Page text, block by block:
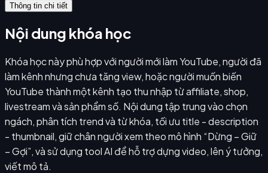
Thông tin chi tiết
Nội dung khóa học
Khóa học này phù hợp với người mới làm YouTube, người đã
làm kênh nhưng chưa tăng view, hoặc người muốn biến
YouTube thành một kênh tạo thu nhập từ affiliate, shop,
livestream và sản phẩm số. Nội dung tập trung vào chọn
ngách, phân tích trend và từ khóa, tối ưu title - description
- thumbnail, giữ chân người xem theo mô hình “Dừng – Giữ
– Gợi”, và sử dụng tool AI để hỗ trợ dựng video, lên ý tưởng,
viết mô tả.